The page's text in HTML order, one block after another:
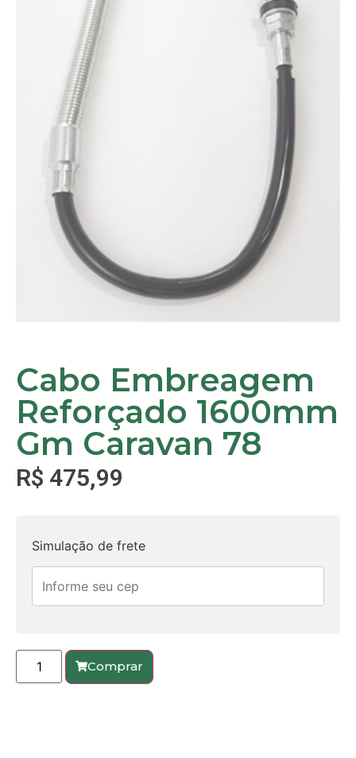
Cabo Embreagem
Reforçado 1600mm
Gm Caravan 78
R$ 475,99
Simulação de frete
Comprar